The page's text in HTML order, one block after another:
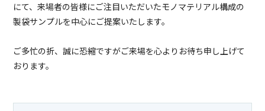
にて、来場者の皆様にご注目いただいたモノマテリアル構成の
製袋サンプルを中心にご提案いたします。
ご多忙の折、誠に恐縮ですがご来場を心よりお待ち申し上げて
おります。